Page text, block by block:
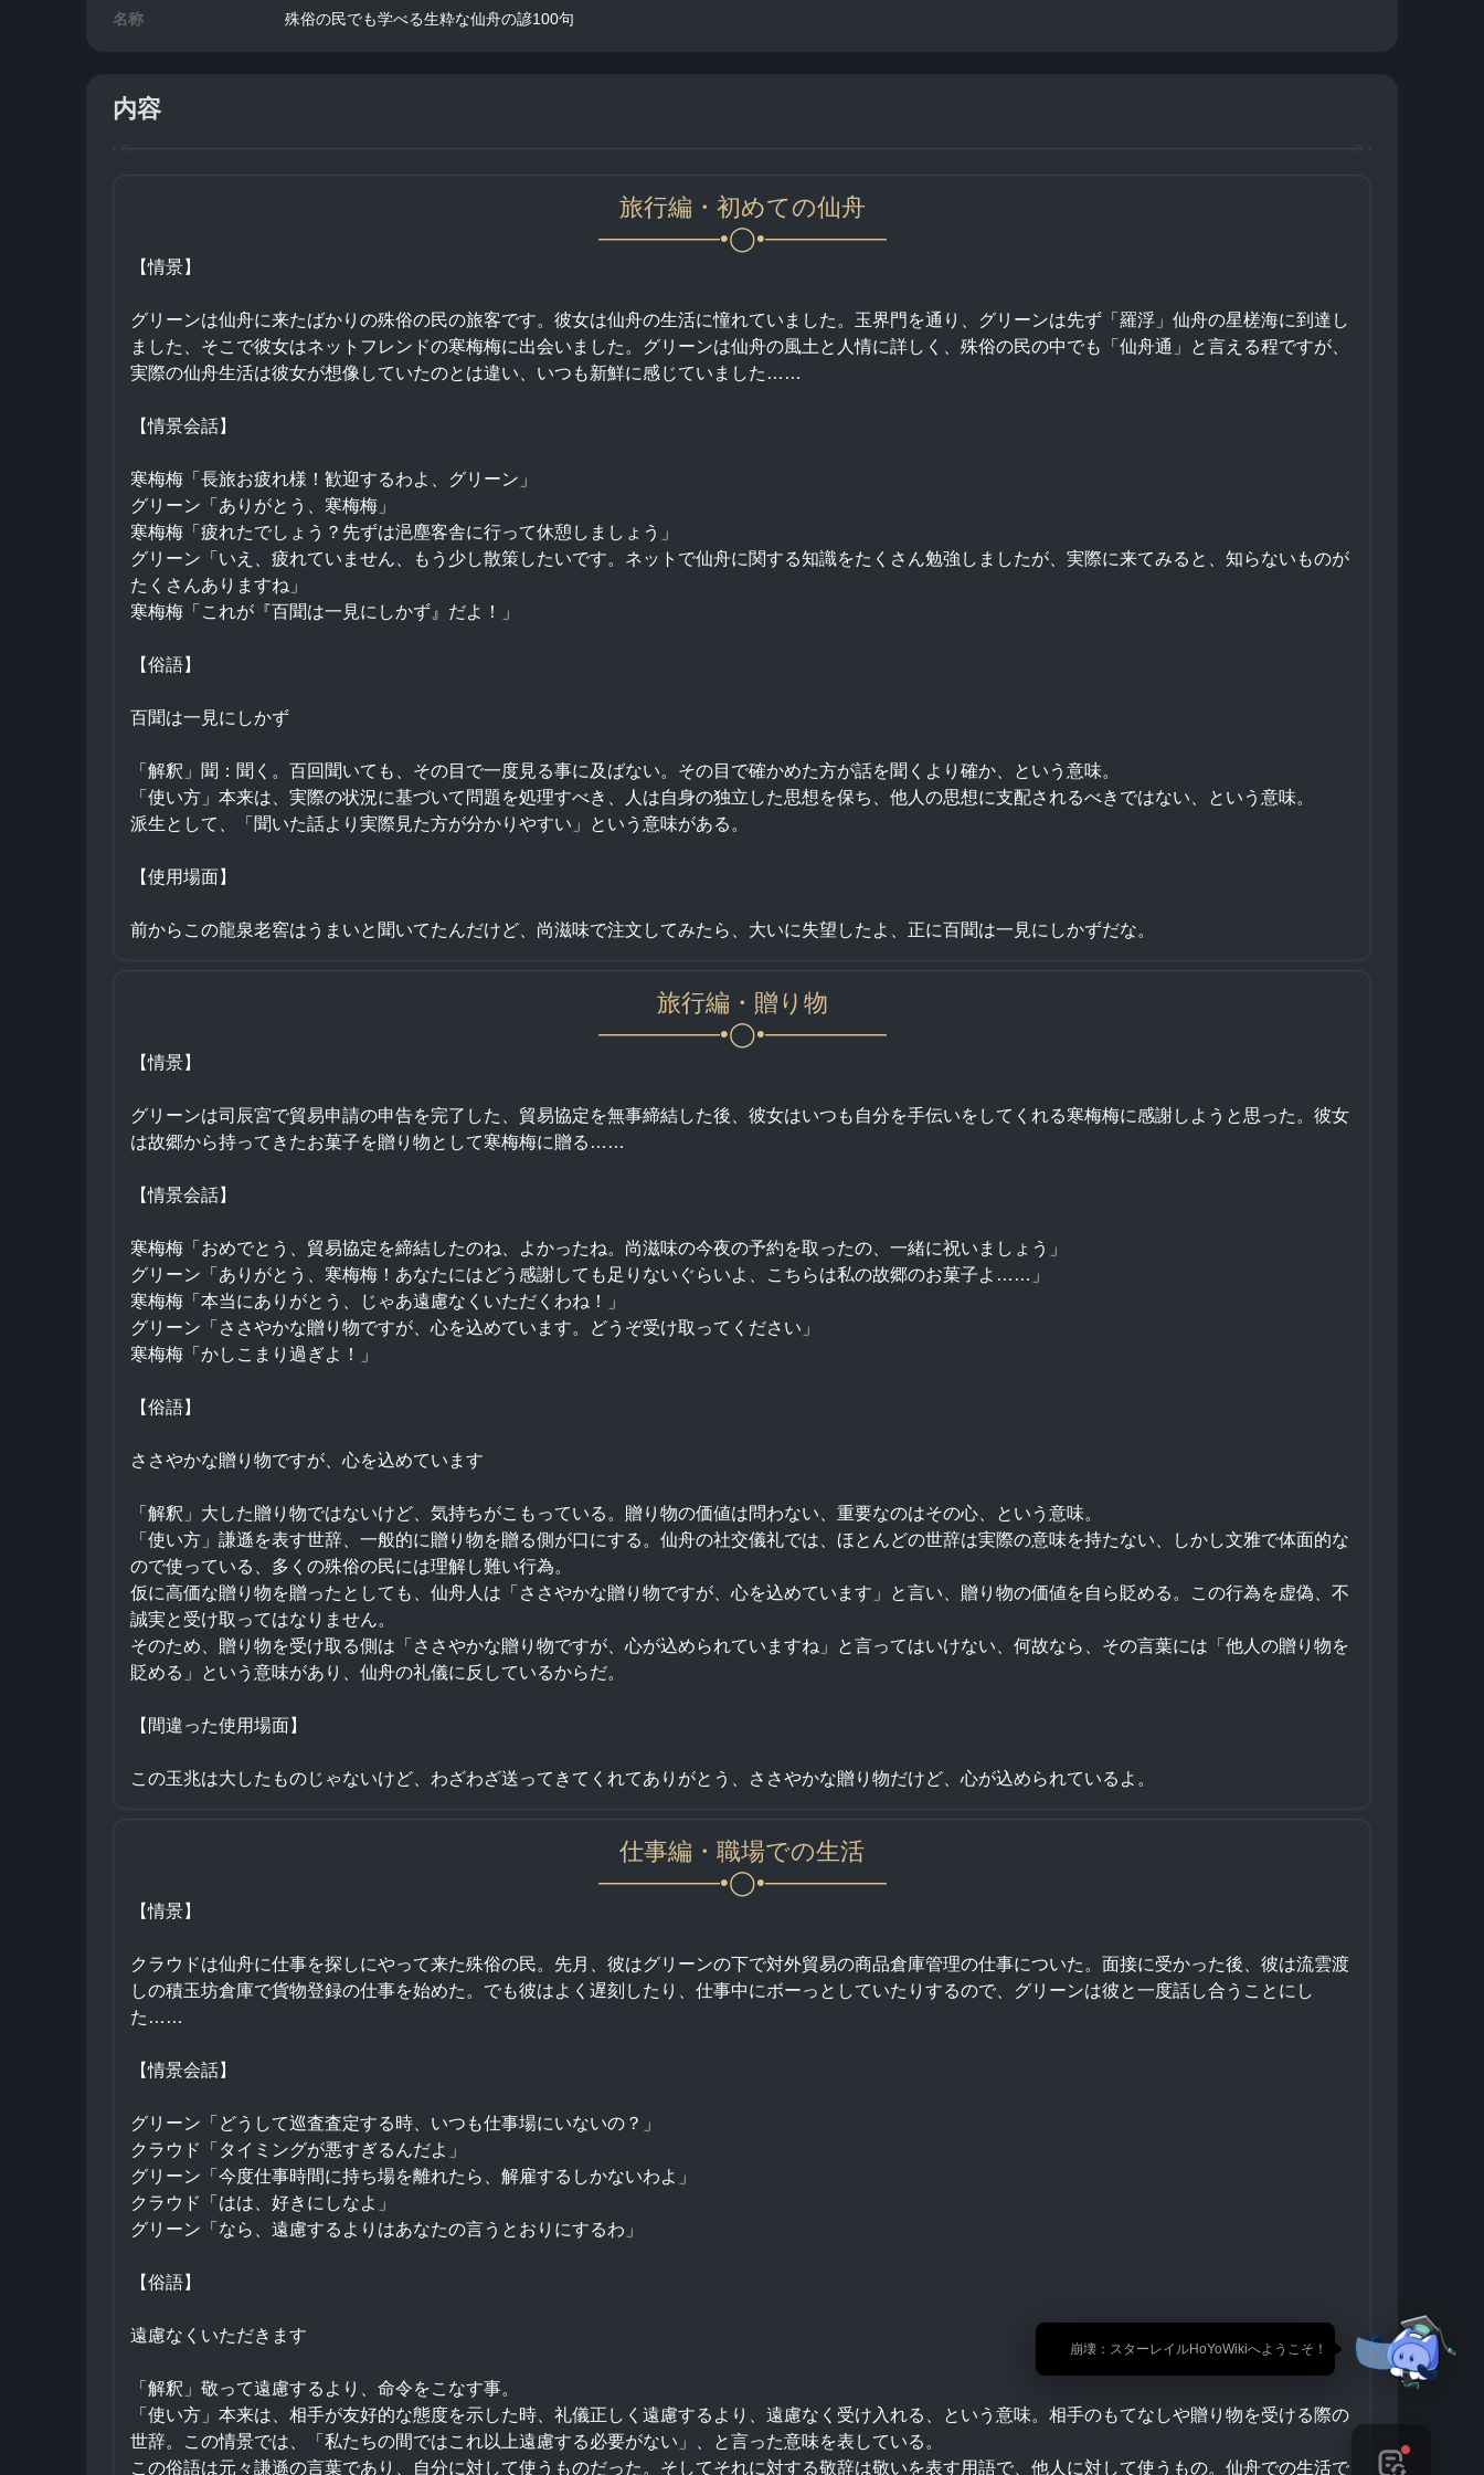
🎉 崩壊：スターレイルHoYoWikiへようこそ！
名称 殊俗の民でも学べる生粋な仙舟の諺100句
内容
旅行編・初めての仙舟
—————•◯•—————
【情景】
グリーンは仙舟に来たばかりの殊俗の民の旅客です。彼女は仙舟の生活に憧れていました。玉界門を通り、グリーンは先ず「羅浮」仙舟の星槎海に到達し
ました、そこで彼女はネットフレンドの寒梅梅に出会いました。グリーンは仙舟の風土と人情に詳しく、殊俗の民の中でも「仙舟通」と言える程ですが、
実際の仙舟生活は彼女が想像していたのとは違い、いつも新鮮に感じていました……
【情景会話】
寒梅梅「長旅お疲れ様！歓迎するわよ、グリーン」
グリーン「ありがとう、寒梅梅」
寒梅梅「疲れたでしょう？先ずは浥塵客舎に行って休憩しましょう」
グリーン「いえ、疲れていません、もう少し散策したいです。ネットで仙舟に関する知識をたくさん勉強しましたが、実際に来てみると、知らないものが
たくさんありますね」
寒梅梅「これが『百聞は一見にしかず』だよ！」
【俗語】
百聞は一見にしかず
「解釈」聞：聞く。百回聞いても、その目で一度見る事に及ばない。その目で確かめた方が話を聞くより確か、という意味。
「使い方」本来は、実際の状況に基づいて問題を処理すべき、人は自身の独立した思想を保ち、他人の思想に支配されるべきではない、という意味。
派生として、「聞いた話より実際見た方が分かりやすい」という意味がある。
【使用場面】
前からこの龍泉老窖はうまいと聞いてたんだけど、尚滋味で注文してみたら、大いに失望したよ、正に百聞は一見にしかずだな。
旅行編・贈り物
—————•◯•—————
【情景】
グリーンは司辰宮で貿易申請の申告を完了した、貿易協定を無事締結した後、彼女はいつも自分を手伝いをしてくれる寒梅梅に感謝しようと思った。彼女
は故郷から持ってきたお菓子を贈り物として寒梅梅に贈る……
【情景会話】
寒梅梅「おめでとう、貿易協定を締結したのね、よかったね。尚滋味の今夜の予約を取ったの、一緒に祝いましょう」
グリーン「ありがとう、寒梅梅！あなたにはどう感謝しても足りないぐらいよ、こちらは私の故郷のお菓子よ……」
寒梅梅「本当にありがとう、じゃあ遠慮なくいただくわね！」
グリーン「ささやかな贈り物ですが、心を込めています。どうぞ受け取ってください」
寒梅梅「かしこまり過ぎよ！」
【俗語】
ささやかな贈り物ですが、心を込めています
「解釈」大した贈り物ではないけど、気持ちがこもっている。贈り物の価値は問わない、重要なのはその心、という意味。
「使い方」謙遜を表す世辞、一般的に贈り物を贈る側が口にする。仙舟の社交儀礼では、ほとんどの世辞は実際の意味を持たない、しかし文雅で体面的な
ので使っている、多くの殊俗の民には理解し難い行為。
仮に高価な贈り物を贈ったとしても、仙舟人は「ささやかな贈り物ですが、心を込めています」と言い、贈り物の価値を自ら貶める。この行為を虚偽、不
誠実と受け取ってはなりません。
そのため、贈り物を受け取る側は「ささやかな贈り物ですが、心が込められていますね」と言ってはいけない、何故なら、その言葉には「他人の贈り物を
貶める」という意味があり、仙舟の礼儀に反しているからだ。
【間違った使用場面】
この玉兆は大したものじゃないけど、わざわざ送ってきてくれてありがとう、ささやかな贈り物だけど、心が込められているよ。
仕事編・職場での生活
—————•◯•—————
【情景】
クラウドは仙舟に仕事を探しにやって来た殊俗の民。先月、彼はグリーンの下で対外貿易の商品倉庫管理の仕事についた。面接に受かった後、彼は流雲渡
しの積玉坊倉庫で貨物登録の仕事を始めた。でも彼はよく遅刻したり、仕事中にボーっとしていたりするので、グリーンは彼と一度話し合うことにし
た……
【情景会話】
グリーン「どうして巡査査定する時、いつも仕事場にいないの？」
クラウド「タイミングが悪すぎるんだよ」
グリーン「今度仕事時間に持ち場を離れたら、解雇するしかないわよ」
クラウド「はは、好きにしなよ」
グリーン「なら、遠慮するよりはあなたの言うとおりにするわ」
【俗語】
遠慮なくいただきます
「解釈」敬って遠慮するより、命令をこなす事。
「使い方」本来は、相手が友好的な態度を示した時、礼儀正しく遠慮するより、遠慮なく受け入れる、という意味。相手のもてなしや贈り物を受ける際の
世辞。この情景では、「私たちの間ではこれ以上遠慮する必要がない」、と言った意味を表している。
この俗語は元々謙遜の言葉であり、自分に対して使うものだった。そしてそれに対する敬辞は敬いを表す用語で、他人に対して使うもの。仙舟での生活で